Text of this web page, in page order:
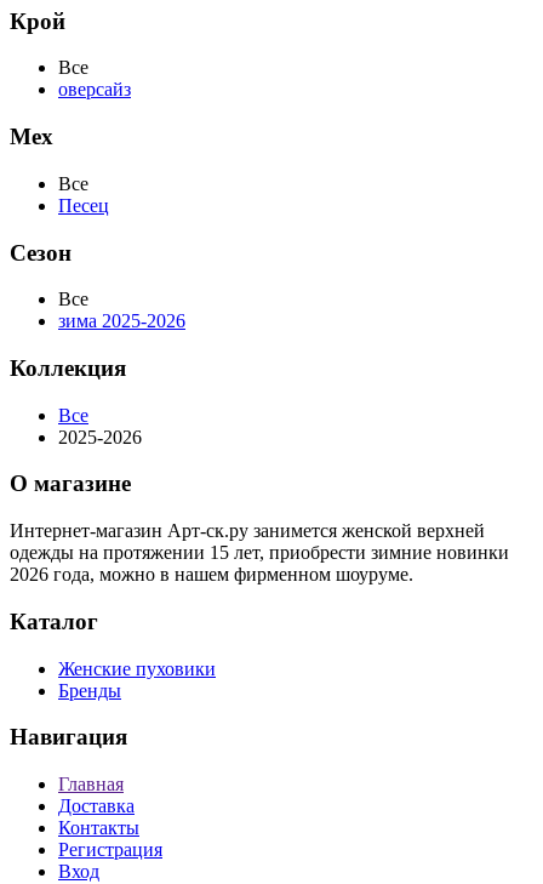
Крой
Все
оверсайз
Мех
Все
Песец
Сезон
Все
зима 2025-2026
Коллекция
Все
2025-2026
О магазине
Интернет-магазин Арт-ск.ру занимется женской верхней
одежды на протяжении 15 лет, приобрести зимние новинки
2026 года, можно в нашем фирменном шоуруме.
Каталог
Женские пуховики
Бренды
Навигация
Главная
Доставка
Контакты
Регистрация
Вход